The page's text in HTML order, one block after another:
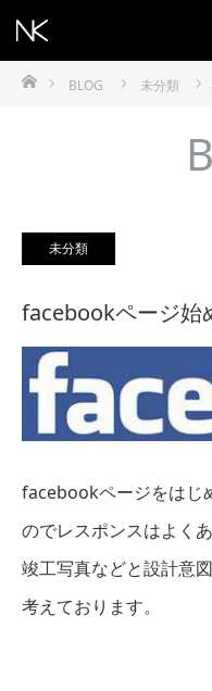
ホームBLOG 未分類
未分類
facebookページ始
facebookページをはじ
のでレスポンスはよく
竣工写真などと設計意
考えております。